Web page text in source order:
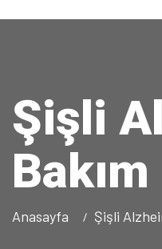
Şişli
Anasayfa Şişli